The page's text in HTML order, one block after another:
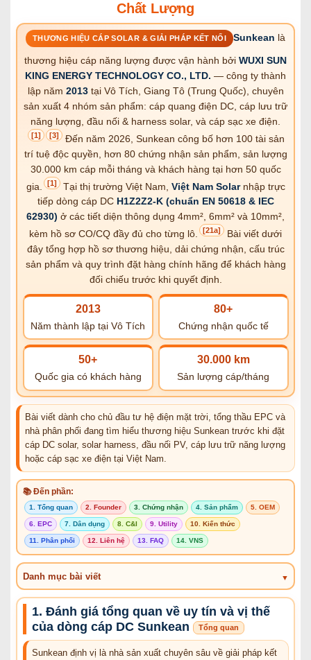
Chất Lượng
THƯƠNG HIỆU CÁP SOLAR & GIẢI PHÁP KẾT NỐI Sunkean là
thương hiệu cáp năng lượng được vận hành bởi WUXI SUN
KING ENERGY TECHNOLOGY CO., LTD. — công ty thành
lập năm 2013tại Vô Tích, Giang Tô (Trung Quốc), chuyên
sản xuất 4 nhóm sản phẩm: cáp quang điện DC, cáp lưu trữ
năng lượng, đầu nối & harness solar, và cáp sạc xe điện.
[1] [3]
Đến năm 2026, Sunkean công bố hơn 100 tài sản
trí tuệ độc quyền, hơn 80 chứng nhận sản phẩm, sản lượng
30.000 km cáp mỗi tháng và khách hàng tại hơn 50 quốc
gia.
[1] Tại thị trường Việt Nam, Việt Nam Solarnhập trực
tiếp dòng cáp DC H1Z2Z2-K (chuẩn EN 50618 & IEC
62930) ở các tiết diện thông dụng 4mm², 6mm² và 10mm²,
kèm hồ sơ CO/CQ đầy đủ cho từng lô.
[21a]
Bài viết dưới
đây tổng hợp hồ sơ thương hiệu, dải chứng nhận, cấu trúc
sản phẩm và quy trình đặt hàng chính hãng để khách hàng
đối chiếu trước khi quyết định.
2013
Năm thành lập tại Vô Tích
80+
Chứng nhận quốc tế
50+
Quốc gia có khách hàng
30.000 km
Sản lượng cáp/tháng
Bài viết dành cho chủ đầu tư hệ điện mặt trời, tổng thầu EPC và
nhà phân phối đang tìm hiểu thương hiệu Sunkean trước khi đặt
cáp DC solar, solar harness, đầu nối PV, cáp lưu trữ năng lượng
hoặc cáp sạc xe điện tại Việt Nam.
📚 Đến phần:
1. Tổng quan 2. Founder 3. Chứng nhận 4. Sản phẩm 5. OEM
6. EPC 7. Dân dụng 8. C&I 9. Utility 10. Kiến thức
11. Phân phối 12. Liên hệ 13. FAQ 14. VNS
Danh mục bài viết
1. Đánh giá tổng quan về uy tín và vị thế
của dòng cáp DC Sunkean
Tổng quan
Sunkean định vị là nhà sản xuất chuyên sâu về giải pháp kết